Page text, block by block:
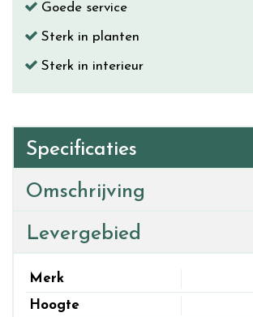
Goede service
Sterk in planten
Sterk in interieur
Specificaties
Omschrijving
Levergebied
Merk
Hoogte